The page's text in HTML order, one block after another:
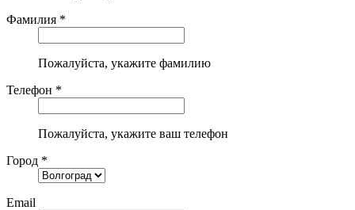
Фамилия *
Пожалуйста, укажите фамилию
Телефон *
Пожалуйста, укажите ваш телефон
Город *
Email